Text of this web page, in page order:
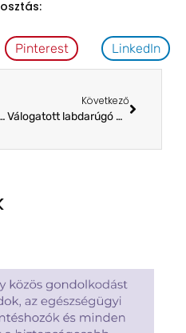
Pinterest LinkedIn
„Segítsünk a legkisebbeken” – Az ASTI a koraszülöttekért
Következő
Válogatott labdarúgó milliókat adományozott!